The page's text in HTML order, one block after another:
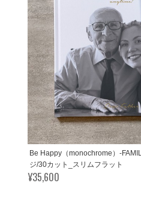
Be Happy（monochrome）-
ジ/30カット_スリムフラット
¥35,600